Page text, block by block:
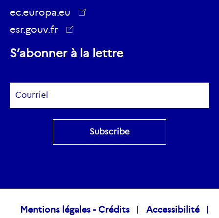
sur
ec.europa.eu
esr.gouv.fr
ec.europa.eu
S’abonner à la lettre
Raccourcis
Mentions légales - Crédits
Accessibilité